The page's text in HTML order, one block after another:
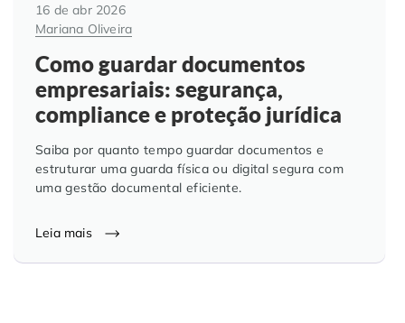
16 de abr 2026
Mariana Oliveira
Como guardar documentos
empresariais: segurança,
compliance e proteção jurídica
Saiba por quanto tempo guardar documentos e
estruturar uma guarda física ou digital segura com
uma gestão documental eficiente.
Leia mais